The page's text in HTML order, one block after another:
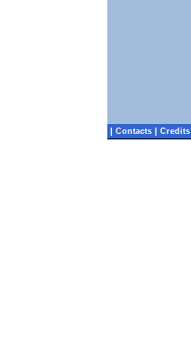
| Contacts | Credits